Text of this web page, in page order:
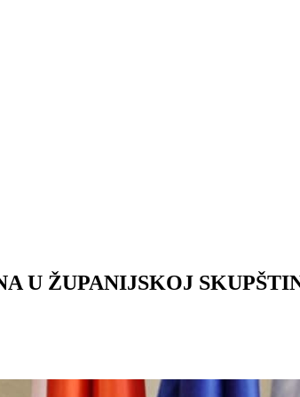
U ŽUPANIJSKOJ